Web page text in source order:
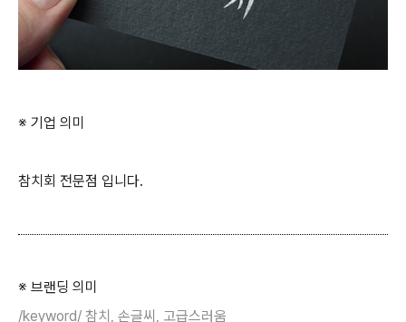
※ 기업 의미
참치회 전문점 입니다.
※ 브랜딩 의미
/keyword/ 참치, 손글씨, 고급스러움